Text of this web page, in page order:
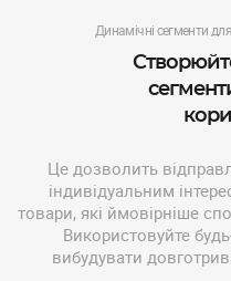
Динамічні сегменти
Це дозволить
індивідуальним
товари, які ймовірніше
Використовуйте
вибудувати